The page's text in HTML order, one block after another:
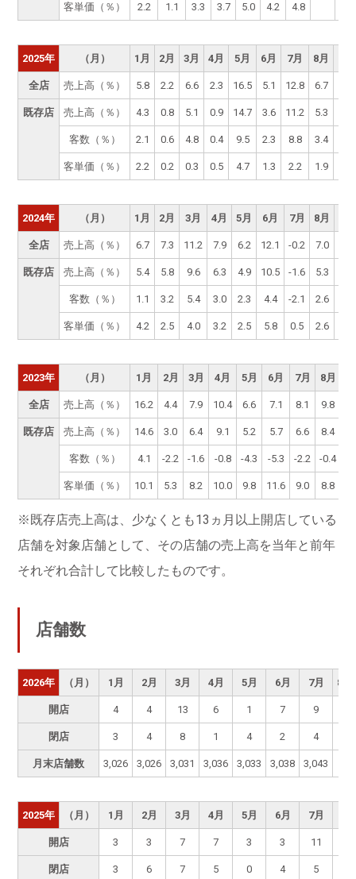
客単価（％） 2.2 1.1 3.3 3.7 5.0 4.2 4.8
2025年 （月） 1月 2月 3月 4月 5月 6月 7月 8月
全店 売上高（％） 5.8 2.2 6.6 2.3 16.5 5.1 12.8 6.7
既存店 売上高（％） 4.3 0.8 5.1 0.9 14.7 3.6 11.2 5.3
客数（％） 2.1 0.6 4.8 0.4 9.5 2.3 8.8 3.4
客単価（％） 2.2 0.2 0.3 0.5 4.7 1.3 2.2 1.9
2024年 （月） 1月 2月 3月 4月 5月 6月 7月 8月
全店 売上高（％） 6.7 7.3 11.2 7.9 6.2 12.1 -0.2 7.0
既存店 売上高（％） 5.4 5.8 9.6 6.3 4.9 10.5 -1.6 5.3
客数（％） 1.1 3.2 5.4 3.0 2.3 4.4 -2.1 2.6
客単価（％） 4.2 2.5 4.0 3.2 2.5 5.8 0.5 2.6
2023年 （月） 1月 2月 3月 4月 5月 6月 7月 8月
全店 売上高（％） 16.2 4.4 7.9 10.4 6.6 7.1 8.1 9.8
既存店 売上高（％） 14.6 3.0 6.4 9.1 5.2 5.7 6.6 8.4
客数（％） 4.1 -2.2 -1.6 -0.8 -4.3 -5.3 -2.2 -0.4
客単価（％） 10.1 5.3 8.2 10.0 9.8 11.6 9.0 8.8
※既存店売上高は、少なくとも13ヵ月以上開店している
店舗を対象店舗として、その店舗の売上高を当年と前年
それぞれ合計して比較したものです。
店舗数
2026年 （月） 1月 2月 3月 4月 5月 6月 7月 8月
開店 4 4 13 6 1 7 9
閉店 3 4 8 1 4 2 4
月末店舗数 3,026 3,026 3,031 3,036 3,033 3,038 3,043
2025年 （月） 1月 2月 3月 4月 5月 6月 7月
開店 3 3 7 7 3 3 11
閉店 3 6 7 5 0 4 5